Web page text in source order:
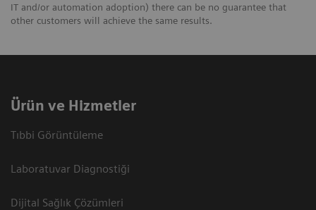
IT and/or automation adoption) there can be no guarantee that
other customers will achieve the same results.
Ürün ve Hizmetler
Tıbbi Görüntüleme
Laboratuvar Diagnostiği
Dijital Sağlık Çözümleri